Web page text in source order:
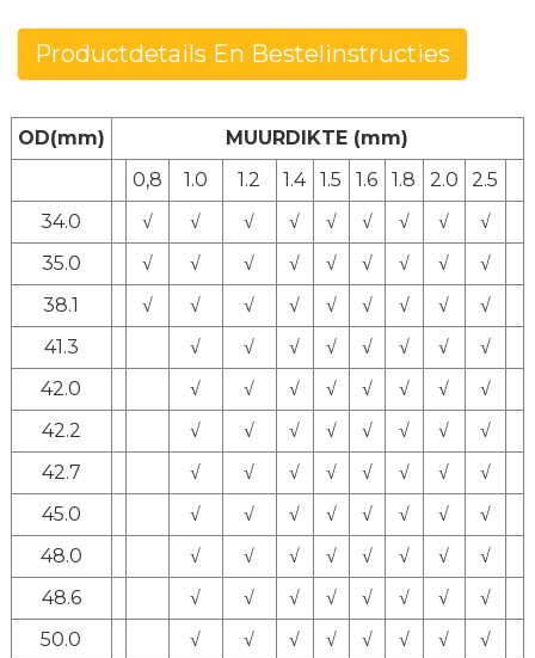
Productdetails En Bestelinstructies
OD(mm)
MUURDIKTE (mm)
0,8
1.0 1.2 1.4 1.5 1.6 1.8 2.0
2.5
34.0
√ √ √ √ √ √ √ √
√
35.0
√ √ √ √ √ √ √ √
√
38.1
√ √ √ √ √ √ √ √
√
41.3
√ √ √ √ √ √ √
√
42.0
√ √ √ √ √ √ √
√
42.2
√ √ √ √ √ √ √
√
42.7
√ √ √ √ √ √ √
√
45.0
√ √ √ √ √ √ √
√
48.0
√ √ √ √ √ √ √
√
48.6
√ √ √ √ √ √ √
√
50.0
√ √ √ √ √ √ √
√